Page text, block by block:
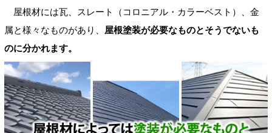
屋根材には瓦、スレート（コロニアル・カラーベスト）、金
属と様々なものがあり、 屋根塗装が必要なものとそうでないも
のに分かれます。